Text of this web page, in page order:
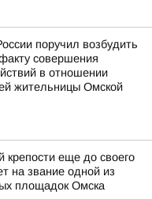
поручил возбудить
совершения
в отношении
жительницы Омской
еще до своего
на звание одной из
площадок Омска